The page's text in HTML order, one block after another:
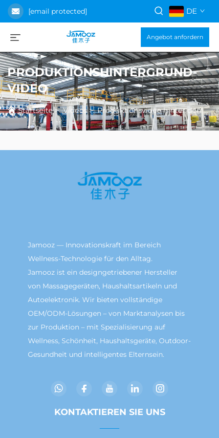
[email protected] DE
Angebot anfordern
PRODUKTIONSHINTERGRUND-
VIDEO
Startseite>Videos>Produktionsvideo hinter den Kulissen
Jamooz — Innovationskraft im Bereich
Wellness-Technologie für den Alltag.
Jamooz ist ein designgetriebener Hersteller
von Massagegeräten, Haushaltsartikeln und
Autoelektronik. Wir bieten vollständige
OEM/ODM-Lösungen – von Marktanalysen bis
zur Produktion – mit Spezialisierung auf
Wellness, Schönheit, Haushaltsgeräte, Outdoor-
Gesundheit und intelligentes Elternsein.
KONTAKTIEREN SIE UNS